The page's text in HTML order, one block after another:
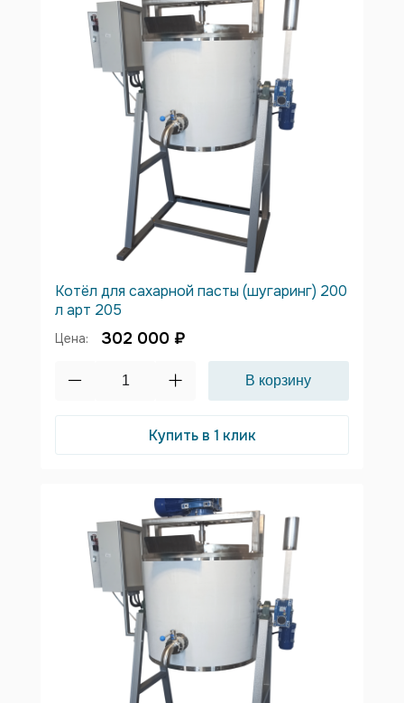
Котёл для сахарной пасты (шугаринг) 200
л арт 205
Цена: 302 000 ₽
Купить в 1 клик